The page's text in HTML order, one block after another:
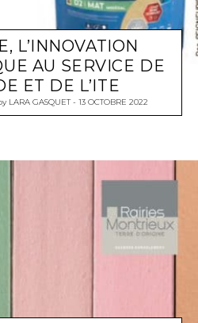
L’INNOVATION
AU SERVICE DE
ET DE L’ITE
LARA GASQUET 13 OCTOBRE 2022